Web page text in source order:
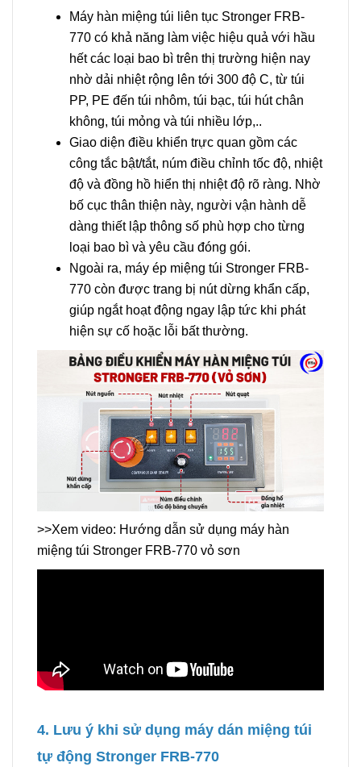
Máy hàn miệng túi liên tục Stronger FRB-
770 có khả năng làm việc hiệu quả với hầu
hết các loại bao bì trên thị trường hiện nay
nhờ dải nhiệt rộng lên tới 300 độ C, từ túi
PP, PE đến túi nhôm, túi bạc, túi hút chân
không, túi mỏng và túi nhiều lớp,..
Giao diện điều khiển trực quan gồm các
công tắc bật/tắt, núm điều chỉnh tốc độ, nhiệt
độ và đồng hồ hiển thị nhiệt độ rõ ràng. Nhờ
bố cục thân thiện này, người vận hành dễ
dàng thiết lập thông số phù hợp cho từng
loại bao bì và yêu cầu đóng gói.
Ngoài ra, máy ép miệng túi Stronger FRB-
770 còn được trang bị nút dừng khẩn cấp,
giúp ngắt hoạt động ngay lập tức khi phát
hiện sự cố hoặc lỗi bất thường.
>>Xem video: Hướng dẫn sử dụng máy hàn
miệng túi Stronger FRB-770 vỏ sơn
4. Lưu ý khi sử dụng máy dán miệng túi
tự động Stronger FRB-770